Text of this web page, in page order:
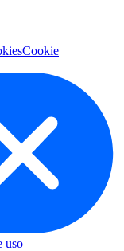
Cookie
uso